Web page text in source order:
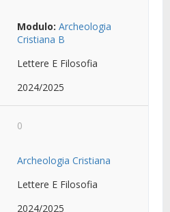
Modulo: Archeologia
Cristiana B
Lettere E Filosofia
2024/2025
0
Archeologia Cristiana
Lettere E Filosofia
2024/2025